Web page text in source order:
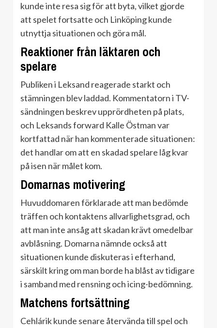
kunde inte resa sig för att byta, vilket gjorde
att spelet fortsatte och Linköping kunde
utnyttja situationen och göra mål.
Reaktioner från läktaren och
spelare
Publiken i Leksand reagerade starkt och
stämningen blev laddad. Kommentatorn i TV-
sändningen beskrev upprördheten på plats,
och Leksands forward Kalle Östman var
kortfattad när han kommenterade situationen:
det handlar om att en skadad spelare låg kvar
på isen när målet kom.
Domarnas motivering
Huvuddomaren förklarade att man bedömde
träffen och kontaktens allvarlighetsgrad, och
att man inte ansåg att skadan krävt omedelbar
avblåsning. Domarna nämnde också att
situationen kunde diskuteras i efterhand,
särskilt kring om man borde ha blåst av tidigare
i samband med rensning och icing-bedömning.
Matchens fortsättning
Cehlárik kunde senare återvända till spel och